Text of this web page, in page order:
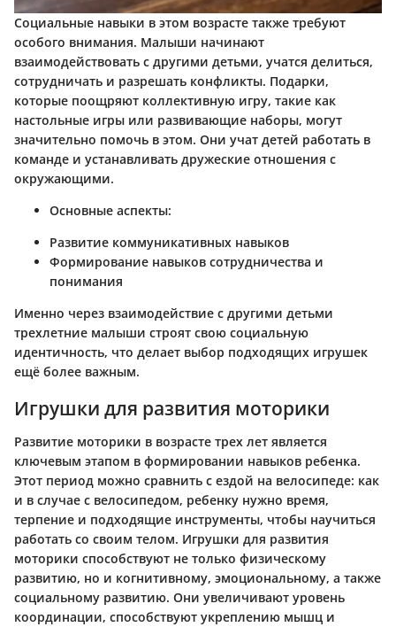
Социальные навыки в этом возрасте также требуют
особого внимания. Малыши начинают
взаимодействовать с другими детьми, учатся делиться,
сотрудничать и разрешать конфликты. Подарки,
которые поощряют коллективную игру, такие как
настольные игры или развивающие наборы, могут
значительно помочь в этом. Они учат детей работать в
команде и устанавливать дружеские отношения с
окружающими.
Основные аспекты:
Развитие коммуникативных навыков
Формирование навыков сотрудничества и
понимания
Именно через взаимодействие с другими детьми
трехлетние малыши строят свою социальную
идентичность, что делает выбор подходящих игрушек
ещё более важным.
Игрушки для развития моторики
Развитие моторики в возрасте трех лет является
ключевым этапом в формировании навыков ребенка.
Этот период можно сравнить с ездой на велосипеде: как
и в случае с велосипедом, ребенку нужно время,
терпение и подходящие инструменты, чтобы научиться
работать со своим телом. Игрушки для развития
моторики способствуют не только физическому
развитию, но и когнитивному, эмоциональному, а также
социальному развитию. Они увеличивают уровень
координации, способствуют укреплению мышц и